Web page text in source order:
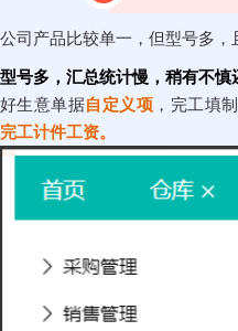
公司产品比较单一，但型号多，
型号多，汇总统计慢，稍有不慎
好生意单据自定义项 ，完工填制
完工计件工资。